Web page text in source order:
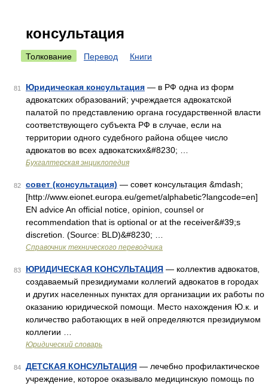
консультация
Толкование Перевод Книги
81 Юридическая консультация — в РФ одна из форм
адвокатских образований; учреждается адвокатской
палатой по представлению органа государственной власти
соответствующего субъекта РФ в случае, если на
территории одного судебного района общее число
адвокатов во всех адвокатских&#8230; …
Бухгалтерская энциклопедия
82 совет (консультация) — совет консультация &mdash;
[http://www.eionet.europa.eu/gemet/alphabetic?langcode=en]
EN advice An official notice, opinion, counsel or
recommendation that is optional or at the receiver&#39;s
discretion. (Source: BLD)&#8230; …
Справочник технического переводчика
83 ЮРИДИЧЕСКАЯ КОНСУЛЬТАЦИЯ — коллектив адвокатов,
создаваемый президиумами коллегий адвокатов в городах
и других населенных пунктах для организации их работы по
оказанию юридической помощи. Место нахождения Ю.к. и
количество работающих в ней определяются президиумом
коллегии …
Юридический словарь
84 ДЕТСКАЯ КОНСУЛЬТАЦИЯ — лечебно профилактическое
учреждение, которое оказывало медицинскую помощь по